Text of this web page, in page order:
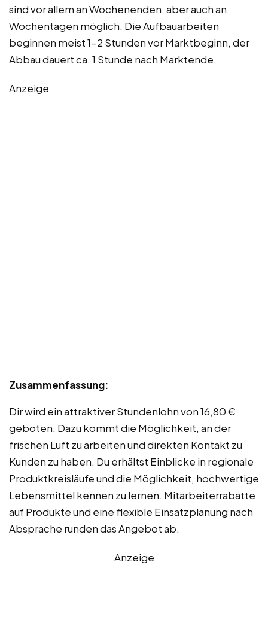
sind vor allem an Wochenenden, aber auch an
Wochentagen möglich. Die Aufbauarbeiten
beginnen meist 1-2 Stunden vor Marktbeginn, der
Abbau dauert ca. 1 Stunde nach Marktende.
Anzeige
Zusammenfassung:
Dir wird ein attraktiver Stundenlohn von 16,80 €
geboten. Dazu kommt die Möglichkeit, an der
frischen Luft zu arbeiten und direkten Kontakt zu
Kunden zu haben. Du erhältst Einblicke in regionale
Produktkreisläufe und die Möglichkeit, hochwertige
Lebensmittel kennen zu lernen. Mitarbeiterrabatte
auf Produkte und eine flexible Einsatzplanung nach
Absprache runden das Angebot ab.
Anzeige